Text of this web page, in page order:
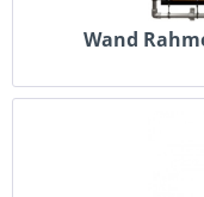
Wand